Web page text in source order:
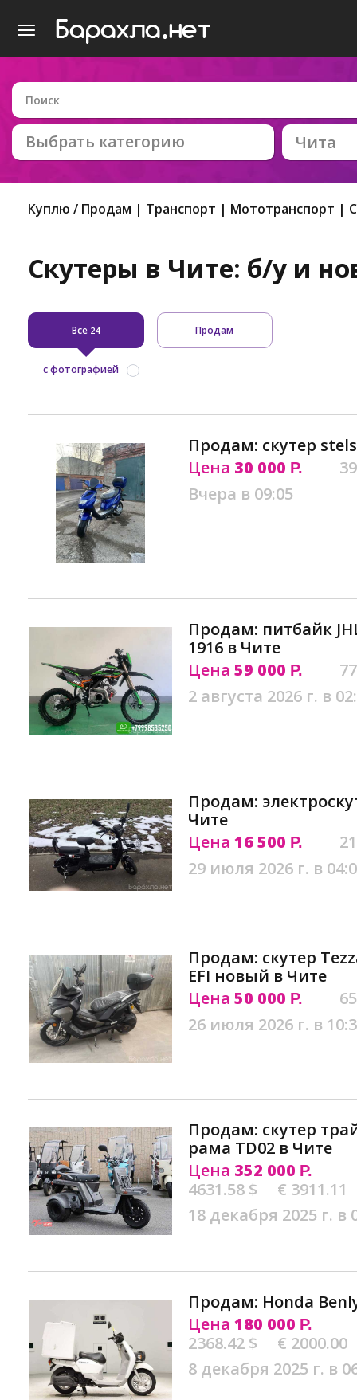
Выбрать категорию Чита
Куплю / Продам Транспорт Мототранспорт
Скутеры в Чите: б/у и
Все 24 Продам
с фотографией
Продам: скутер
Цена 30 000 Р.
Вчера в 09:05
Продам: питбайк
1916 в Чите
Цена 59 000 Р.
2 августа 2026 г. в
Продам:
Чите
Цена 16 500 Р.
29 июля 2026 г. в
Продам: скутер
EFI новый в Чите
Цена 50 000 Р.
26 июля 2026 г. в
Продам: скутер
рама TD02 в Чите
Цена 352 000 Р.
4631.58 $
€ 3911.11
18 декабря 2025 г. в
Продам: Honda
Цена 180 000 Р.
2368.42 $
€ 2000.00
8 декабря 2025 г. в